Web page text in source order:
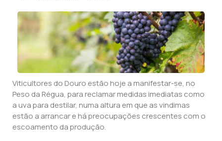
Viticultores do Douro estão hoje a manifestar-se, no
Peso da Régua, para reclamar medidas imediatas como
a uva para destilar, numa altura em que as vindimas
estão a arrancar e há preocupações crescentes com o
escoamento da produção.